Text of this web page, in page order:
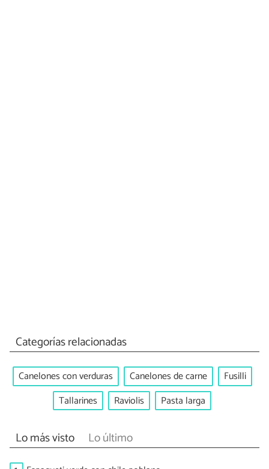
Categorías relacionadas
Canelones con verduras Canelones de carne
Fusilli
Tallarines
Raviolis Pasta larga
Lo más visto Lo último